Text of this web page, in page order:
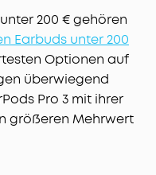
200 € gehören
Earbuds unter 200
Optionen auf
überwiegend
Pro 3 mit ihrer
größeren Mehrwert